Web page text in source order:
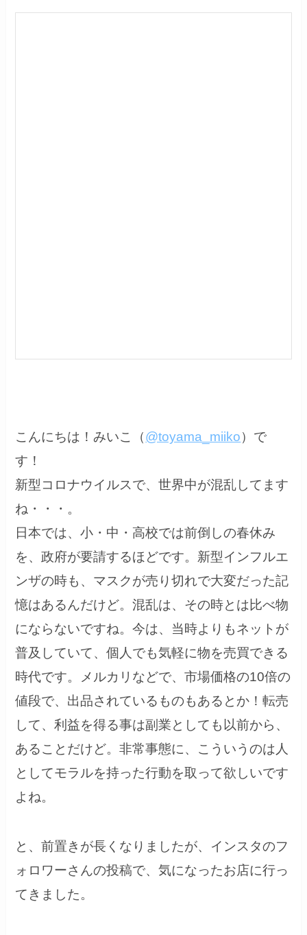
こんにちは！みいこ（@toyama_miiko）で
す！
新型コロナウイルスで、世界中が混乱してます
ね・・・。
日本では、小・中・高校では前倒しの春休み
を、政府が要請するほどです。新型インフルエ
ンザの時も、マスクが売り切れで大変だった記
憶はあるんだけど。混乱は、その時とは比べ物
にならないですね。今は、当時よりもネットが
普及していて、個人でも気軽に物を売買できる
時代です。メルカリなどで、市場価格の10倍の
値段で、出品されているものもあるとか！転売
して、利益を得る事は副業としても以前から、
あることだけど。非常事態に、こういうのは人
としてモラルを持った行動を取って欲しいです
よね。
と、前置きが長くなりましたが、インスタのフ
ォロワーさんの投稿で、気になったお店に行っ
てきました。